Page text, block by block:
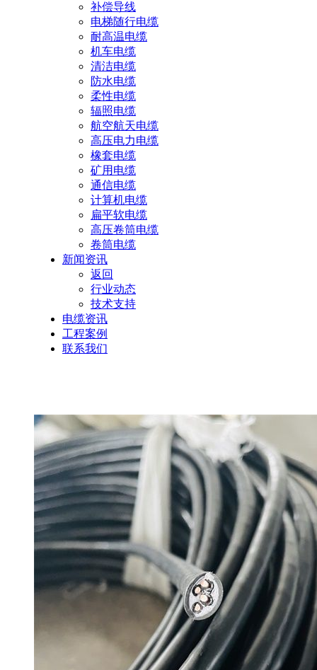
补偿导线
电梯随行电缆
耐高温电缆
机车电缆
清洁电缆
防水电缆
柔性电缆
辐照电缆
航空航天电缆
高压电力电缆
橡套电缆
矿用电缆
通信电缆
计算机电缆
扁平软电缆
高压卷筒电缆
卷筒电缆
新闻资讯
返回
行业动态
技术支持
电缆资讯
工程案例
联系我们